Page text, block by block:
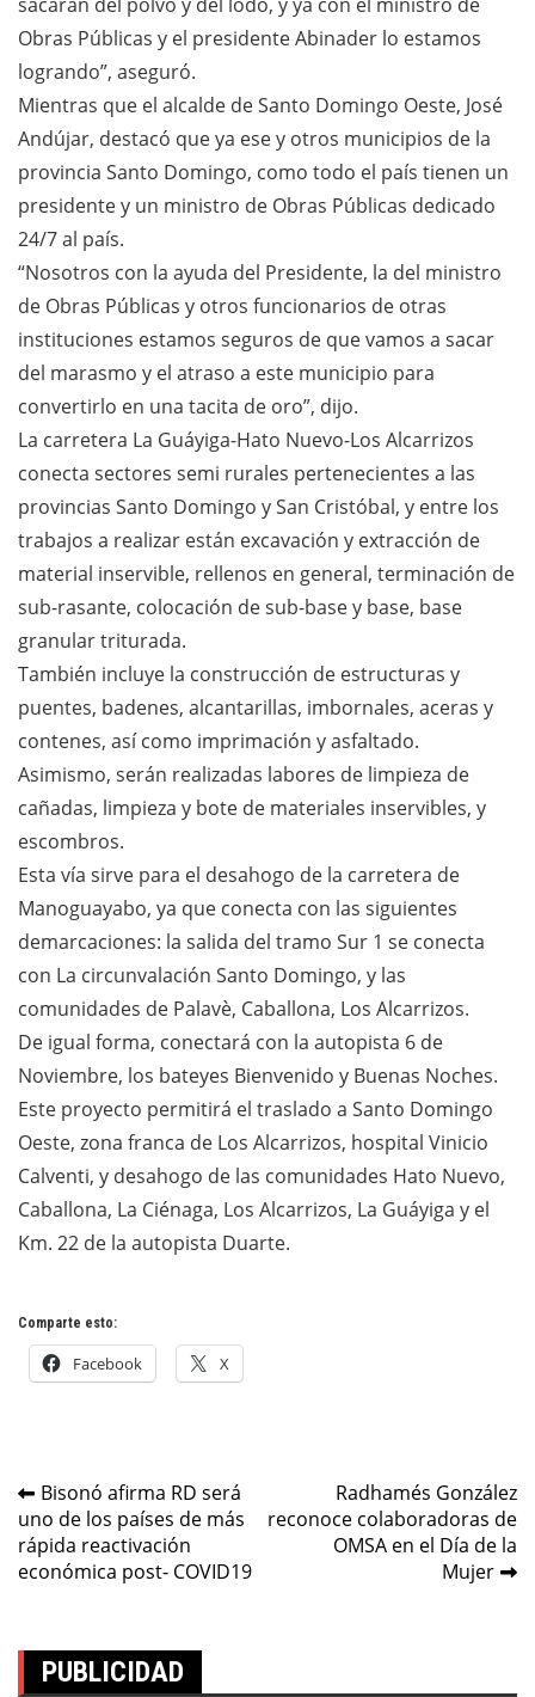
sacaran del polvo y del lodo, y ya con el ministro de
Obras Públicas y el presidente Abinader lo estamos
logrando”, aseguró.
Mientras que el alcalde de Santo Domingo Oeste, José
Andújar, destacó que ya ese y otros municipios de la
provincia Santo Domingo, como todo el país tienen un
presidente y un ministro de Obras Públicas dedicado
24/7 al país.
“Nosotros con la ayuda del Presidente, la del ministro
de Obras Públicas y otros funcionarios de otras
instituciones estamos seguros de que vamos a sacar
del marasmo y el atraso a este municipio para
convertirlo en una tacita de oro”, dijo.
La carretera La Guáyiga-Hato Nuevo-Los Alcarrizos
conecta sectores semi rurales pertenecientes a las
provincias Santo Domingo y San Cristóbal, y entre los
trabajos a realizar están excavación y extracción de
material inservible, rellenos en general, terminación de
sub-rasante, colocación de sub-base y base, base
granular triturada.
También incluye la construcción de estructuras y
puentes, badenes, alcantarillas, imbornales, aceras y
contenes, así como imprimación y asfaltado.
Asimismo, serán realizadas labores de limpieza de
cañadas, limpieza y bote de materiales inservibles, y
escombros.
Esta vía sirve para el desahogo de la carretera de
Manoguayabo, ya que conecta con las siguientes
demarcaciones: la salida del tramo Sur 1 se conecta
con La circunvalación Santo Domingo, y las
comunidades de Palavè, Caballona, Los Alcarrizos.
De igual forma, conectará con la autopista 6 de
Noviembre, los bateyes Bienvenido y Buenas Noches.
Este proyecto permitirá el traslado a Santo Domingo
Oeste, zona franca de Los Alcarrizos, hospital Vinicio
Calventi, y desahogo de las comunidades Hato Nuevo,
Caballona, La Ciénaga, Los Alcarrizos, La Guáyiga y el
Km. 22 de la autopista Duarte.
Comparte esto:
Facebook X
Navegación
de
entradas
Bisonó afirma RD será
uno de los países de más
rápida reactivación
económica post- COVID19
Radhamés González
reconoce colaboradoras de
OMSA en el Día de la
Mujer
PUBLICIDAD